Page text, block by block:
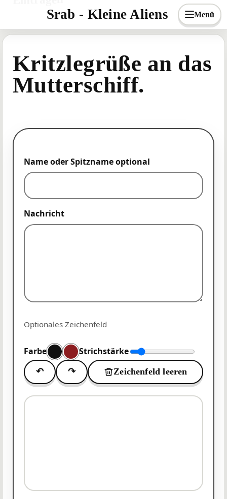
Srab - Kleine Aliens Menü
Kritzlegrüße an das
Mutterschiff.
Name oder Spitzname optional
Nachricht
Optionales Zeichenfeld
Farbe Strichstärke
↶ ↷ Zeichenfeld leeren